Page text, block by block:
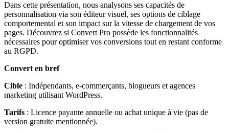
Dans cette présentation, nous analysons ses capacités de
personnalisation via son éditeur visuel, ses options de ciblage
comportemental et son impact sur la vitesse de chargement de vos
pages. Découvrez si Convert Pro possède les fonctionnalités
nécessaires pour optimiser vos conversions tout en restant conforme
au RGPD.
Convert en bref
Cible : Indépendants, e-commerçants, blogueurs et agences
marketing utilisant WordPress.
Tarifs : Licence payante annuelle ou achat unique à vie (pas de
version gratuite mentionnée).